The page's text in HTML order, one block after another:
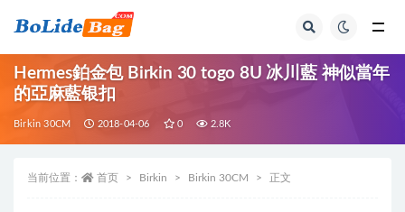
Hermes鉑金包 Birkin 30 togo 8U 冰川藍 神似當年
的亞麻藍银扣
Birkin 30CM 2018-04-06 0 2.8K
当前位置： 首页 Birkin Birkin 30CM 正文